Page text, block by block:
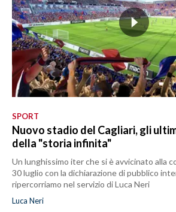
SPORT
Nuovo stadio del Cagliari, gli
della "storia infinita"
Un lunghissimo iter che si è avvicinato alla
30 luglio con la dichiarazione di pubblico
ripercorriamo nel servizio di Luca Neri
Luca Neri